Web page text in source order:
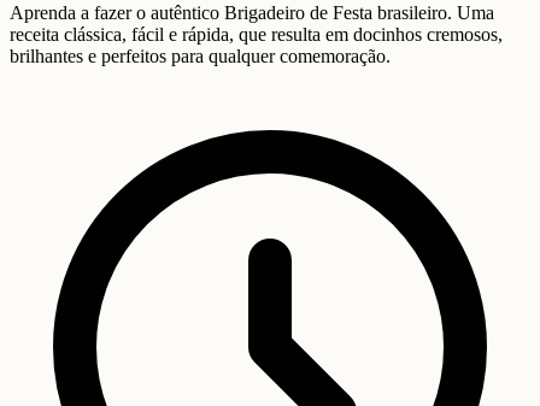
Aprenda a fazer o autêntico Brigadeiro de Festa brasileiro. Uma
receita clássica, fácil e rápida, que resulta em docinhos cremosos,
brilhantes e perfeitos para qualquer comemoração.